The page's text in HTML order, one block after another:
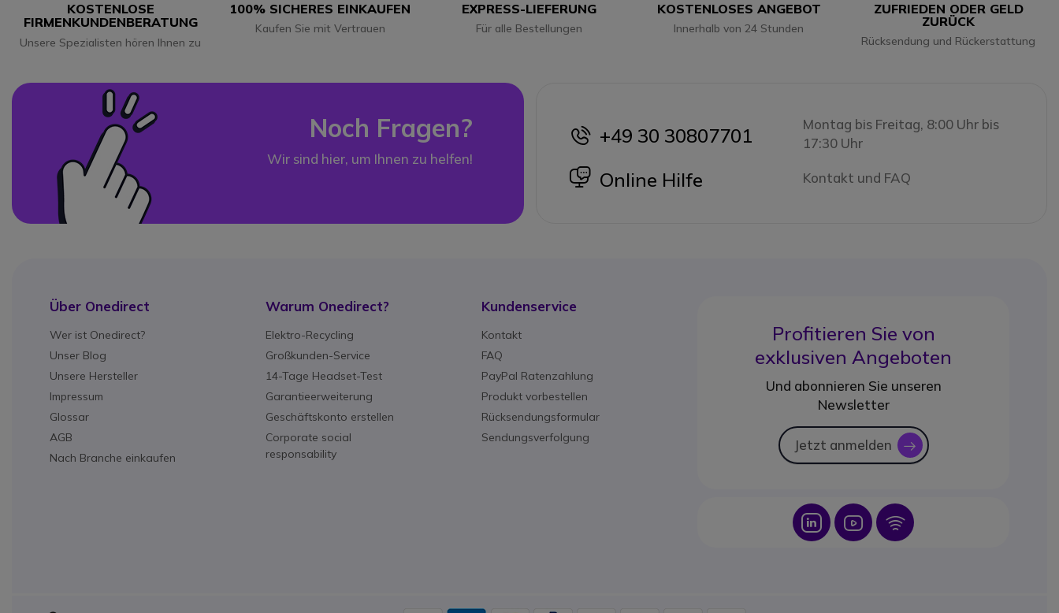
KOSTENLOSE
FIRMENKUNDENBERATUNG
Unsere Spezialisten hören Ihnen zu
100% SICHERES EINKAUFEN
Kaufen Sie mit Vertrauen
EXPRESS-LIEFERUNG
Für alle Bestellungen
KOSTENLOSES ANGEBOT
Innerhalb von 24 Stunden
ZUFRIEDEN ODER GELD
ZURÜCK
Rücksendung und Rückerstattung
Noch Fragen?
Wir sind hier, um Ihnen zu helfen!
icon
+49 30 30807701
Montag bis Freitag, 8:00 Uhr bis
17:30 Uhr
icon
Online Hilfe Kontakt und FAQ
Über Onedirect
Wer ist Onedirect?
Unser Blog
Unsere Hersteller
Impressum
Glossar
AGB
Nach Branche einkaufen
Warum Onedirect?
Elektro-Recycling
Großkunden-Service
14-Tage Headset-Test
Garantieerweiterung
Geschäftskonto erstellen
Corporate social
responsability
Kundenservice
Kontakt
FAQ
PayPal Ratenzahlung
Produkt vorbestellen
Rücksendungsformular
Sendungsverfolgung
Profitieren Sie von
exklusiven Angeboten
Und abonnieren Sie unseren
Newsletter
Jetzt anmelden icon
Icon Icon Icon